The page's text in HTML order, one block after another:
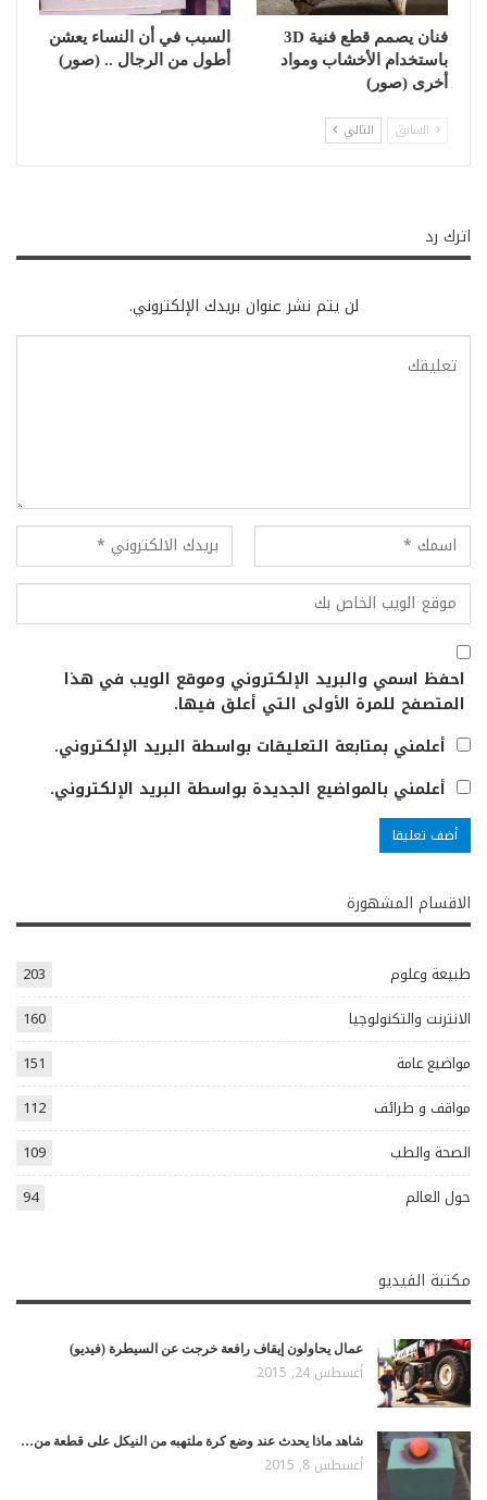
فنان يصمم قطع فنية 3D
باستخدام الأخشاب ومواد
أخرى (صور)
السبب في أن النساء يعشن
أطول من الرجال .. (صور)
السابق التالي
اترك رد
لن يتم نشر عنوان بريدك الإلكتروني.
احفظ اسمي والبريد الإلكتروني وموقع الويب في هذا
المتصفح للمرة الأولى التي أعلق فيها.
أعلمني بمتابعة التعليقات بواسطة البريد الإلكتروني.
أعلمني بالمواضيع الجديدة بواسطة البريد الإلكتروني.
الاقسام المشهورة
طبيعة وعلوم
203
الانترنت والتكنولوجيا
160
مواضيع عامة
151
مواقف و طرائف
112
الصحة والطب
109
حول العالم
94
مكتبة الفيديو
عمال يحاولون إيقاف رافعة خرجت عن السيطرة (فيديو)
أغسطس 24, 2015
شاهد ماذا يحدث عند وضع كرة ملتهبه من النيكل على قطعة من…
أغسطس 8, 2015